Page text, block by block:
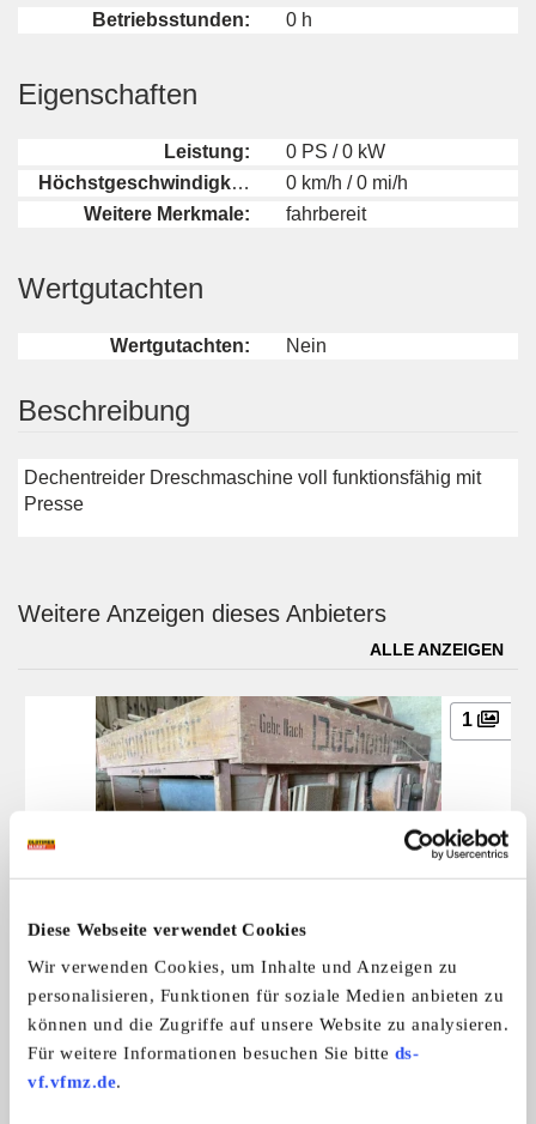
Diese Webseite verwendet Cookies
Wir verwenden Cookies, um Inhalte und Anzeigen zu
personalisieren, Funktionen für soziale Medien anbieten zu
können und die Zugriffe auf unsere Website zu analysieren.
Für weitere Informationen besuchen Sie bitte ds-
vf.vfmz.de.
Betriebsstunden: 0 h
Eigenschaften
Leistung:
0 PS / 0 kW
Höchstgeschwindigkeit:
0 km/h / 0 mi/h
Weitere Merkmale:
fahrbereit
Wertgutachten
Wertgutachten: Nein
Beschreibung
Dechentreider Dreschmaschine voll funktionsfähig mit
Presse
Weitere Anzeigen dieses Anbieters
ALLE ANZEIGEN
1
Dreschmaschinen Dechentreider
Dechentreider Dreschmaschine voll fu ...
Preis auf Anfrage
Das könnte Sie auch interessieren